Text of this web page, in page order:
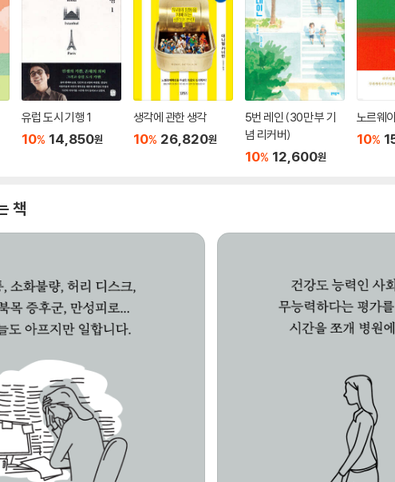
유럽 도시 기행 1
10% 14,850원
생각에 관한 생각
10% 26,820원
5번 레인 (30만 부 기
념 리커버)
10% 12,600원
노르웨
10%
책